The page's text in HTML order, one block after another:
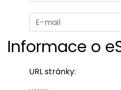
Informace o
URL stránky: